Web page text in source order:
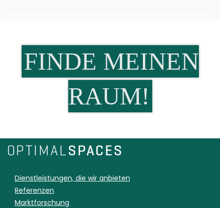
FINDE MEINEN
RAUM!
Dienstleistungen, die wir anbieten
Referenzen
Marktforschung